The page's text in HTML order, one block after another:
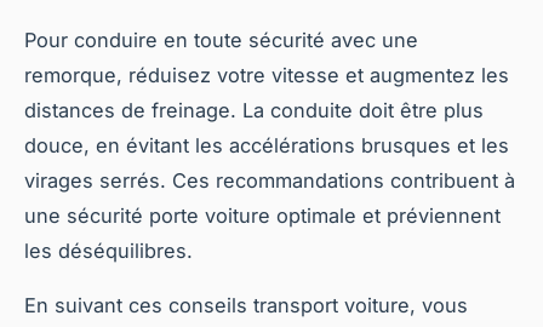
Pour conduire en toute sécurité avec une
remorque, réduisez votre vitesse et augmentez les
distances de freinage. La conduite doit être plus
douce, en évitant les accélérations brusques et les
virages serrés. Ces recommandations contribuent à
une sécurité porte voiture optimale et préviennent
les déséquilibres.
En suivant ces conseils transport voiture, vous